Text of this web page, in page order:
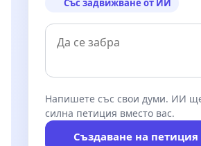
Със задвижване от ИИ
Напишете със свои думи. ИИ
силна петиция вместо вас.
Създаване на петиция